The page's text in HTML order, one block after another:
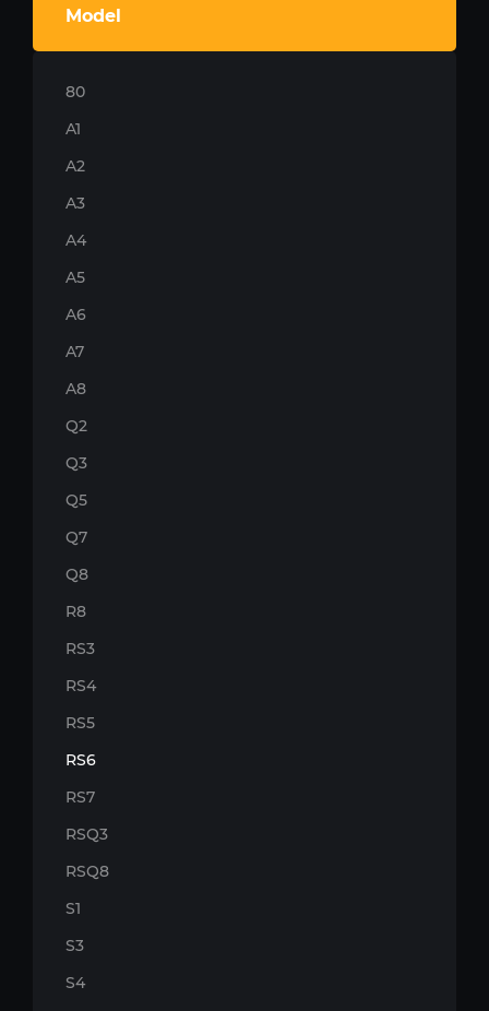
Model
80
A1
A2
A3
A4
A5
A6
A7
A8
Q2
Q3
Q5
Q7
Q8
R8
RS3
RS4
RS5
RS6
RS7
RSQ3
RSQ8
S1
S3
S4